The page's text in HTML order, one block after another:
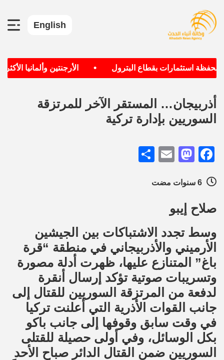
English
استثمارات بقطاع البترول • الأرجنتين وألمانيا الأكثر
أذربيجان… المستقر الآخر للمرتزقة
السوريين بإدارة تركية
Facebook
Mastodon
Email
صلاح إيبو
وسط تجدد الاشتباكات بين الجيشين
الأرميني والأذربيجاني في منطقة “قرة
باغ” المتنازع عليها، ظهرت أدلة مصورة
وتسريبات صوتية تؤكد إرسال أنقرة
لدفعة من المرتزقة السوريين للقتال إلى
جانب القوات الأذرية التي أعلنت تركيا
في وقت سابق وقوفها إلى جانب باكو
بكل الوسائل، وفي أولى حصيلة للقتلى
السوريين ضمن القتال الدائر صباح الأحد